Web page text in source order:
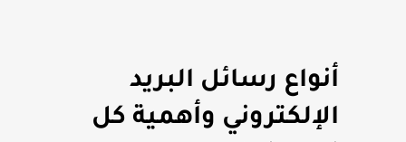
أنواع رسائل البريد
الإلكتروني وأهمية كل